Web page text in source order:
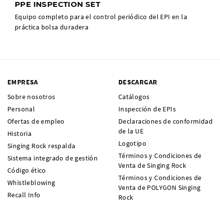
PPE INSPECTION SET
Equipo completo para el control periódico del EPI en la
práctica bolsa duradera
EMPRESA
Sobre nosotros
Personal
Ofertas de empleo
Historia
Singing Rock respalda
Sistema integrado de gestión
Código ético
Whistleblowing
Recall Info
DESCARGAR
Catálogos
Inspección de EPIs
Declaraciones de conformidad
de la UE
Logotipo
Términos y Condiciones de
Venta de Singing Rock
Términos y Condiciones de
Venta de POLYGON Singing
Rock